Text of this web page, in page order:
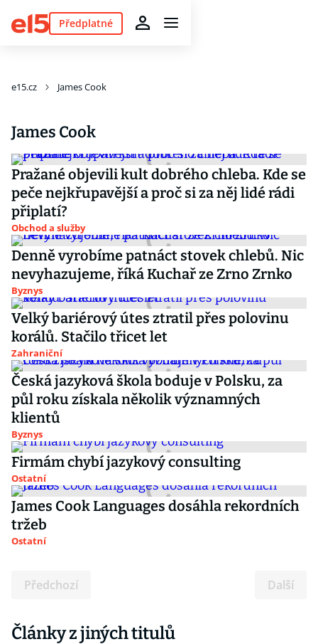
Předplatné
e15.cz James Cook
James Cook
Pražané objevili kult dobrého chleba. Kde se
peče nejkřupavější a proč si za něj lidé rádi
připlatí?
Obchod a služby
Denně vyrobíme patnáct stovek chlebů. Nic
nevyhazujeme, říká Kuchař ze Zrno Zrnko
Byznys
Velký bariérový útes ztratil přes polovinu
korálů. Stačilo třicet let
Zahraniční
Česká jazyková škola boduje v Polsku, za
půl roku získala několik významných
klientů
Byznys
Firmám chybí jazykový consulting
Ostatní
James Cook Languages dosáhla rekordních
tržeb
Ostatní
Předchozí Další
Články z jiných titulů